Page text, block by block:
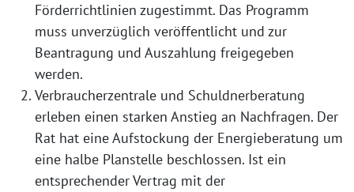
Förderrichtlinien zugestimmt. Das Programm
muss unverzüglich veröffentlicht und zur
Beantragung und Auszahlung freigegeben
werden.
Verbraucherzentrale und Schuldnerberatung
erleben einen starken Anstieg an Nachfragen. Der
Rat hat eine Aufstockung der Energieberatung um
eine halbe Planstelle beschlossen. Ist ein
entsprechender Vertrag mit der